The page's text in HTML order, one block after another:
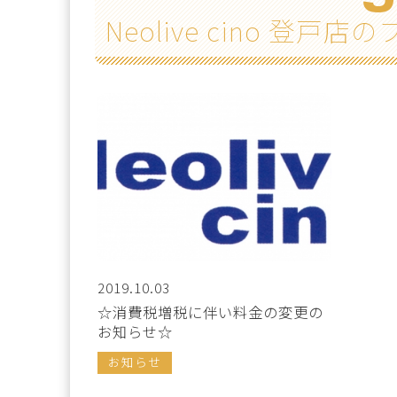
Neolive cino 登戸店の
2019.10.03
☆消費税増税に伴い料金の変更の
お知らせ☆
お知らせ